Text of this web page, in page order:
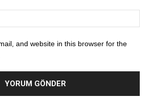
and website in this browser for the